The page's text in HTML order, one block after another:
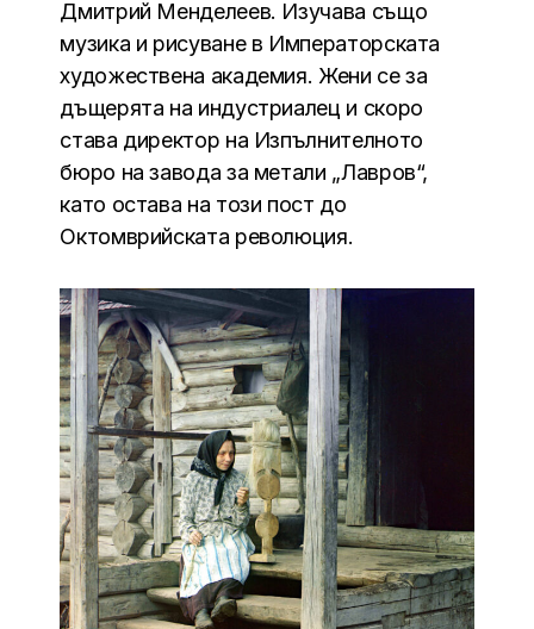
Дмитрий Менделеев. Изучава също
музика и рисуване в Императорската
художествена академия. Жени се за
дъщерята на индустриалец и скоро
става директор на Изпълнителното
бюро на завода за метали „Лавров“,
като остава на този пост до
Октомврийската революция.